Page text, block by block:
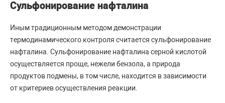
Сульфонирование нафталина
Иным традиционным методом демонстрации
термодинамического контроля считается сульфонирование
нафталина. Сульфонирование нафталина серной кислотой
осуществляется проще, нежели бензола, а природа
продуктов подмены, в том числе, находится в зависимости
от критериев осуществления реакции.